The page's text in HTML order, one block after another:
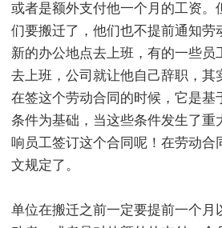
或者是额外支付他一个月的工资。
们要搬迁了，他们也不提前通知劳
新的办公地点去上班，有的一些员
去上班，公司就让他自己辞职，其
在签这个劳动合同的时候，它是基
条件为基础，当这些条件发生了重
响员工签订这个合同呢！在劳动合
文规定了。
单位在搬迁之前一定要提前一个月